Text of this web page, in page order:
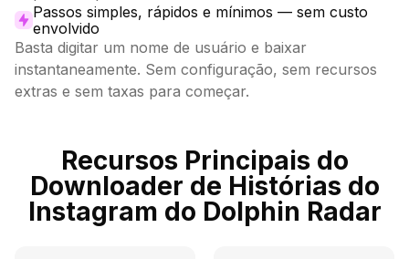
Passos simples, rápidos e mínimos — sem custo
envolvido
Basta digitar um nome de usuário e baixar
instantaneamente. Sem configuração, sem recursos
extras e sem taxas para começar.
Recursos Principais do
Downloader de Histórias do
Instagram do Dolphin Radar